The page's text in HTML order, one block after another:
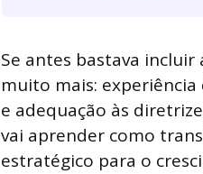
Se antes bastava incluir
muito mais:
e adequação às
vai aprender como
estratégico para o